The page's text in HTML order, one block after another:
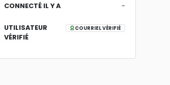
CONNECTÉ IL Y A -
UTILISATEUR
VÉRIFIÉ
COURRIEL VÉRIFIÉ